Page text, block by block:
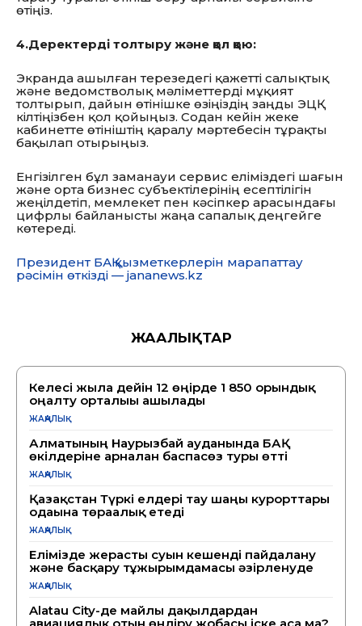
өтіңіз.
4.Деректерді толтыру және қол қою:
Экранда ашылған терезедегі қажетті салықтық
және ведомстволық мәліметтерді мұқият
толтырып, дайын өтінішке өзіңіздің заңды ЭЦҚ
кілтіңізбен қол қойыңыз. Содан кейін жеке
кабинетте өтініштің қаралу мәртебесін тұрақты
бақылап отырыңыз.
Енгізілген бұл заманауи сервис еліміздегі шағын
және орта бизнес субъектілерінің есептілігін
жеңілдетіп, мемлекет пен кәсіпкер арасындағы
цифрлы байланысты жаңа сапалық деңгейге
көтереді.
Президент БАҚ қызметкерлерін марапаттау
рәсімін өткізді — jananews.kz
ЖАҢАЛЫҚТАР
Келесі жылға дейін 12 өңірде 1 850 орындық
оңалту орталығы ашылады
ЖАҢАЛЫҚ
Алматының Наурызбай ауданында БАҚ
өкілдеріне арналған баспасөз туры өтті
ЖАҢАЛЫҚ
Қазақстан Түркі елдері тау шаңғы курорттары
одағына төрағалық етеді
ЖАҢАЛЫҚ
Елімізде жерасты суын кешенді пайдалану
және басқару тұжырымдамасы әзірленуде
ЖАҢАЛЫҚ
Alatau City-де майлы дақылдардан